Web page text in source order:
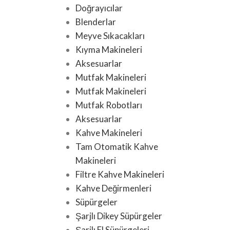
Doğrayıcılar
Blenderlar
Meyve Sıkacakları
Kıyma Makineleri
Aksesuarlar
Mutfak Makineleri
Mutfak Makineleri
Mutfak Robotları
Aksesuarlar
Kahve Makineleri
Tam Otomatik Kahve
Makineleri
Filtre Kahve Makineleri
Kahve Değirmenleri
Süpürgeler
Şarjlı Dikey Süpürgeler